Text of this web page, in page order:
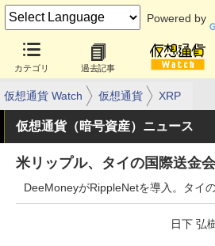
Powered by
カテゴリ 過去記事
仮想通貨 Watch 仮想通貨 XRP
仮想通貨（暗号資産）ニュース
米リップル、タイの国際送金
DeeMoneyがRippleNetを導入。タイ
日下 弘